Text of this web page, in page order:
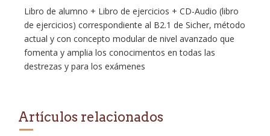
Libro de alumno + Libro de ejercicios + CD-Audio (libro
de ejercicios) correspondiente al B2.1 de Sicher, método
actual y con concepto modular de nivel avanzado que
fomenta y amplia los conocimentos en todas las
destrezas y para los exámenes
Artículos relacionados